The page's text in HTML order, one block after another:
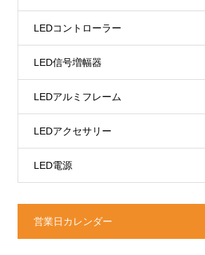
LEDコントローラー
LED信号増幅器
LEDアルミフレーム
LEDアクセサリー
LED電源
営業日カレンダー